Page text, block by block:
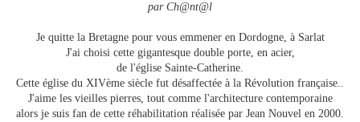
par Ch@nt@l
Je quitte la Bretagne pour vous emmener en Dordogne, à Sarlat
J'ai choisi cette gigantesque double porte, en acier,
de l'église Sainte-Catherine.
Cette église du XIVème siècle fut désaffectée à la Révolution française..
J'aime les vieilles pierres, tout comme l'architecture contemporaine
alors je suis fan de cette réhabilitation réalisée par Jean Nouvel en 2000.